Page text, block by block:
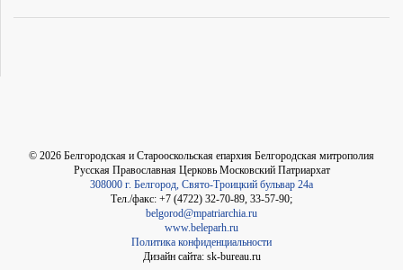
© 2026 Белгородская и Старооскольская епархия Белгородская митрополия
Русская Православная Церковь Московский Патриархат
308000 г. Белгород, Свято-Троицкий бульвар 24а
Тел./факс: +7 (4722) 32-70-89, 33-57-90;
belgorod@mpatriarchia.ru
www.beleparh.ru
Политика конфиденциальности
Дизайн сайта: sk-bureau.ru